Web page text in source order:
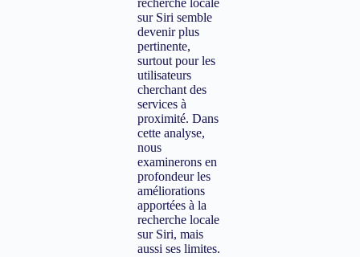
recherche locale
sur Siri semble
devenir plus
pertinente,
surtout pour les
utilisateurs
cherchant des
services à
proximité. Dans
cette analyse,
nous
examinerons en
profondeur les
améliorations
apportées à la
recherche locale
sur Siri, mais
aussi ses limites.